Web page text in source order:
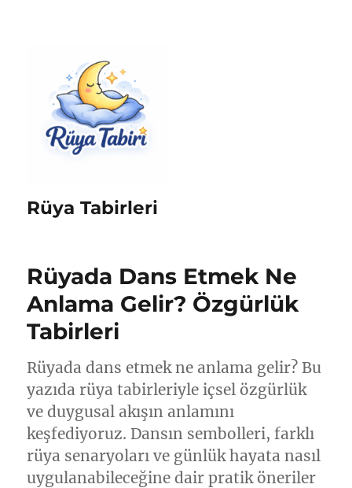
Rüya Tabirleri
Rüyada Dans Etmek Ne
Anlama Gelir? Özgürlük
Tabirleri
Rüyada dans etmek ne anlama gelir? Bu
yazıda rüya tabirleriyle içsel özgürlük
ve duygusal akışın anlamını
keşfediyoruz. Dansın sembolleri, farklı
rüya senaryoları ve günlük hayata nasıl
uygulanabileceğine dair pratik öneriler